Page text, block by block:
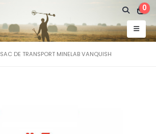
0
SAC DE TRANSPORT MINELAB VANQUISH